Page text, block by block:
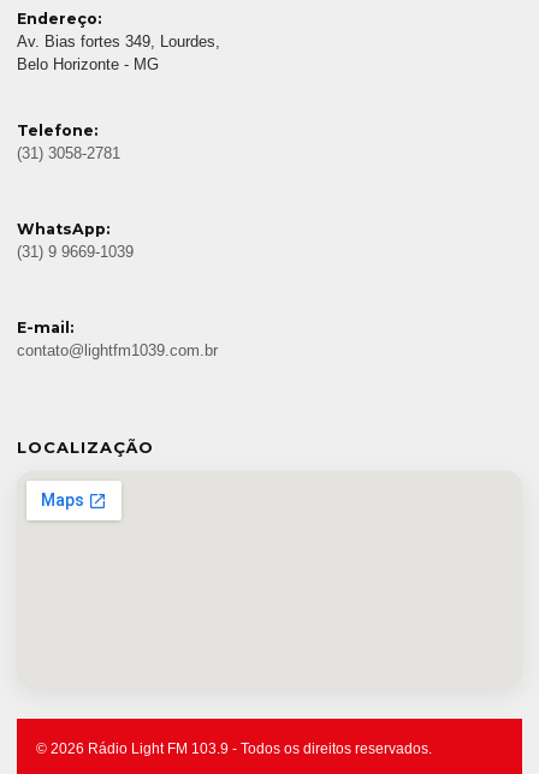
Endereço:
Av. Bias fortes 349, Lourdes,
Belo Horizonte - MG
Telefone:
(31) 3058-2781
WhatsApp:
(31) 9 9669-1039
E-mail:
contato@lightfm1039.com.br
LOCALIZAÇÃO
© 2026 Rádio Light FM 103.9 - Todos os direitos reservados.